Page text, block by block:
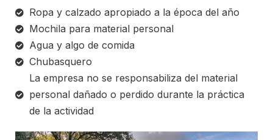
Ropa y calzado apropiado a la época del año
Mochila para material personal
Agua y algo de comida
Chubasquero
La empresa no se responsabiliza del material
personal dañado o perdido durante la práctica
de la actividad